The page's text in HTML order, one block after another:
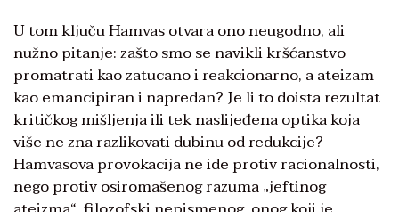
U tom ključu Hamvas otvara ono neugodno, ali
nužno pitanje: zašto smo se navikli kršćanstvo
promatrati kao zatucano i reakcionarno, a ateizam
kao emancipiran i napredan? Je li to doista rezultat
kritičkog mišljenja ili tek naslijeđena optika koja
više ne zna razlikovati dubinu od redukcije?
Hamvasova provokacija ne ide protiv racionalnosti,
nego protiv osiromašenog razuma „jeftinog